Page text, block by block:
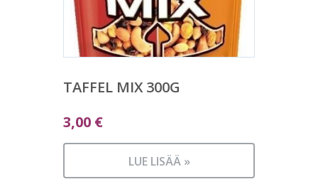
TAFFEL MIX 300G
3,00 €
LUE LISÄÄ »